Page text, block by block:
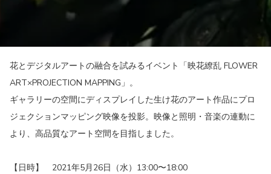
花とデジタルアートの融合を試みるイベント「映花繚乱 FLOWER
ART×PROJECTION MAPPING」。
ギャラリーの空間にディスプレイした生け花のアート作品にプロ
ジェクションマッピング映像を投影。映像と照明・音楽の連動に
より、高品質なアート空間を目指しました。
【日時】 2021年5月26日（水）13:00〜18:00